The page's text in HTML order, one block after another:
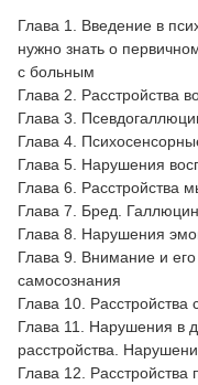
Глава 1. Введение в
нужно знать о
с больным
Глава 2. Расстройства
Глава 3.
Глава 4.
Глава 5. Нарушения
Глава 6. Расстройства
Глава 7. Бред.
Глава 8. Нарушения
Глава 9. Внимание и
самосознания
Глава 10. Расстройства
Глава 11. Нарушения в
расстройства.
Глава 12. Расстройства